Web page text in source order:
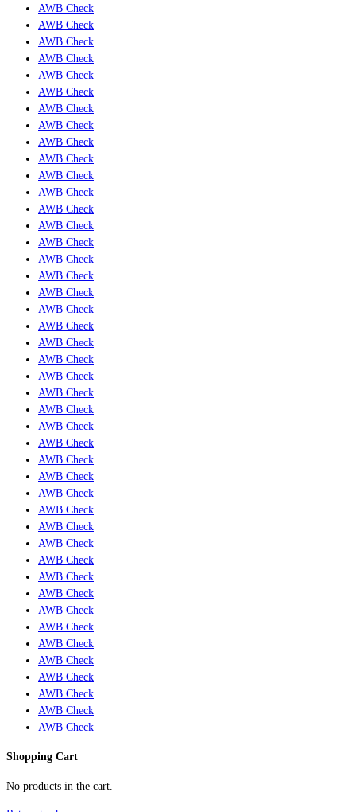
AWB Check
AWB Check
AWB Check
AWB Check
AWB Check
AWB Check
AWB Check
AWB Check
AWB Check
AWB Check
AWB Check
AWB Check
AWB Check
AWB Check
AWB Check
AWB Check
AWB Check
AWB Check
AWB Check
AWB Check
AWB Check
AWB Check
AWB Check
AWB Check
AWB Check
AWB Check
AWB Check
AWB Check
AWB Check
AWB Check
AWB Check
AWB Check
AWB Check
AWB Check
AWB Check
AWB Check
AWB Check
AWB Check
AWB Check
AWB Check
AWB Check
AWB Check
AWB Check
AWB Check
Shopping Cart
No products in the cart.